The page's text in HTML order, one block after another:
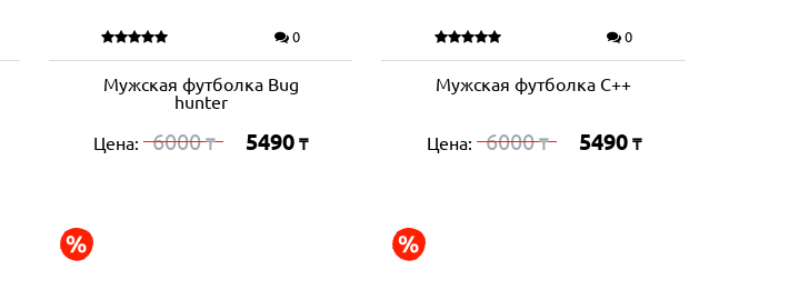
0
Мужская футболка Bug
hunter
Цена: 6000₸ 5490 ₸
0
Мужская футболка C++
Цена: 6000₸ 5490 ₸